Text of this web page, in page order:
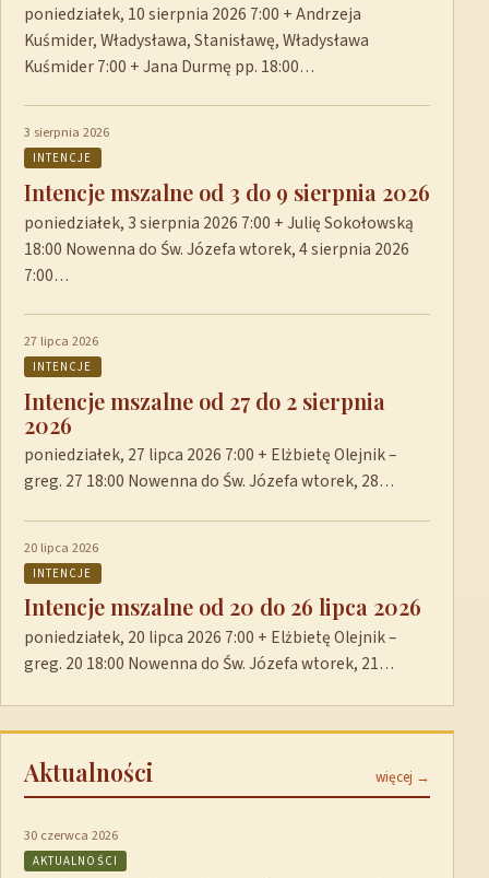
poniedziałek, 10 sierpnia 2026 7:00 + Andrzeja
Kuśmider, Władysława, Stanisławę, Władysława
Kuśmider 7:00 + Jana Durmę pp. 18:00…
3 sierpnia 2026
INTENCJE
Intencje mszalne od 3 do 9 sierpnia 2026
poniedziałek, 3 sierpnia 2026 7:00 + Julię Sokołowską
18:00 Nowenna do Św. Józefa wtorek, 4 sierpnia 2026
7:00…
27 lipca 2026
INTENCJE
Intencje mszalne od 27 do 2 sierpnia
2026
poniedziałek, 27 lipca 2026 7:00 + Elżbietę Olejnik –
greg. 27 18:00 Nowenna do Św. Józefa wtorek, 28…
20 lipca 2026
INTENCJE
Intencje mszalne od 20 do 26 lipca 2026
poniedziałek, 20 lipca 2026 7:00 + Elżbietę Olejnik –
greg. 20 18:00 Nowenna do Św. Józefa wtorek, 21…
Aktualności więcej →
30 czerwca 2026
AKTUALNOŚCI